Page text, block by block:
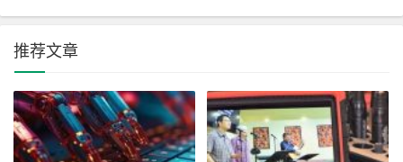
六、保持良好的心态
业务员工作往往面临很大的压力，因此保持良好的心态非
持乐观和自信。同时，业务员还需要学会合理分配时间和
精力，保持工作与生活的平衡。
推荐文章